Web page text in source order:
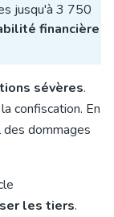
jusqu'à 3 750
financière
sévères.
confiscation. En
des dommages
les tiers.